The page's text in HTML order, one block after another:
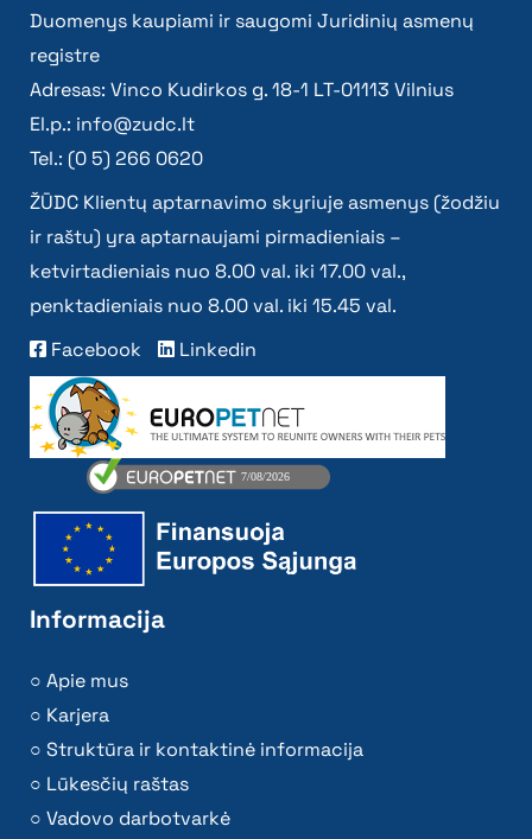
Duomenys kaupiami ir saugomi Juridinių asmenų
registre
Adresas: Vinco Kudirkos g. 18-1 LT-01113 Vilnius
El.p.: info@zudc.lt
Tel.: (0 5) 266 0620
ŽŪDC Klientų aptarnavimo skyriuje asmenys (žodžiu
ir raštu) yra aptarnaujami pirmadieniais –
ketvirtadieniais nuo 8.00 val. iki 17.00 val.,
penktadieniais nuo 8.00 val. iki 15.45 val.
Facebook
Linkedin
Informacija
Apie mus
Karjera
Struktūra ir kontaktinė informacija
Lūkesčių raštas
Vadovo darbotvarkė